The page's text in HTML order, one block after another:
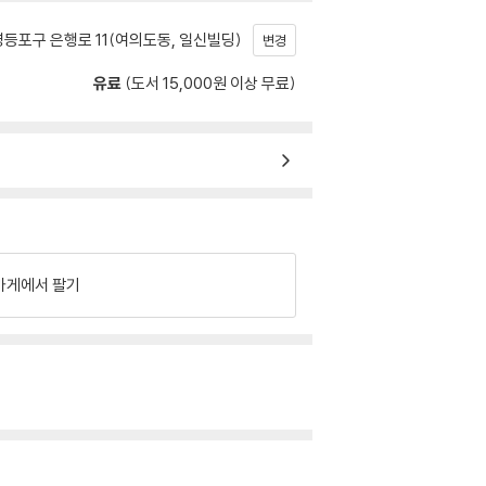
포구 은행로 11(여의도동, 일신빌딩) 변경
유료 (도서 15,000원 이상 무료)
게에서 팔기